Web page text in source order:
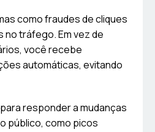
como fraudes de cliques
no tráfego. Em vez de
você recebe
automáticas, evitando
responder a mudanças
público, como picos